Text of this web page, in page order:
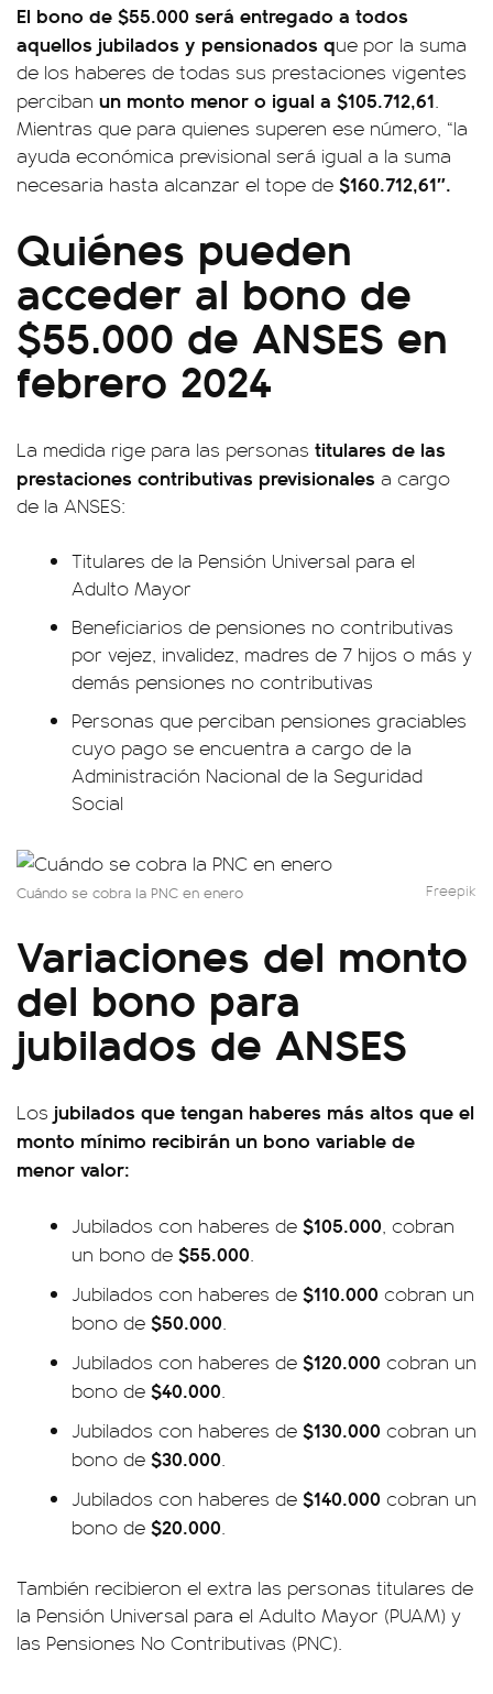
El bono de $55.000 será entregado a todos
aquellos jubilados y pensionados que por la suma
de los haberes de todas sus prestaciones vigentes
perciban un monto menor o igual a $105.712,61.
Mientras que para quienes superen ese número, “la
ayuda económica previsional será igual a la suma
necesaria hasta alcanzar el tope de $160.712,61″.
Quiénes pueden
acceder al bono de
$55.000 de ANSES en
febrero 2024
La medida rige para las personas titulares de las
prestaciones contributivas previsionales a cargo
de la ANSES:
Titulares de la Pensión Universal para el
Adulto Mayor
Beneficiarios de pensiones no contributivas
por vejez, invalidez, madres de 7 hijos o más y
demás pensiones no contributivas
Personas que perciban pensiones graciables
cuyo pago se encuentra a cargo de la
Administración Nacional de la Seguridad
Social
Cuándo se cobra la PNC en enero Freepik
Variaciones del monto
del bono para
jubilados de ANSES
Los jubilados que tengan haberes más altos que el
monto mínimo recibirán un bono variable de
menor valor:
Jubilados con haberes de $105.000, cobran
un bono de $55.000.
Jubilados con haberes de $110.000 cobran un
bono de $50.000.
Jubilados con haberes de $120.000 cobran un
bono de $40.000.
Jubilados con haberes de $130.000 cobran un
bono de $30.000.
Jubilados con haberes de $140.000 cobran un
bono de $20.000.
También recibieron el extra las personas titulares de
la Pensión Universal para el Adulto Mayor (PUAM) y
las Pensiones No Contributivas (PNC).